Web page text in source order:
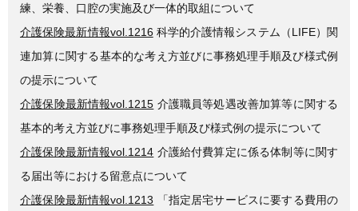
練、栄養、口腔の実施及び一体的取組について
介護保険最新情報vol.1216 科学的介護情報システム（LIFE）関
連加算に関する基本的な考え方並びに事務処理手順及び様式例
の提示について
介護保険最新情報vol.1215 介護職員等処遇改善加算等に関する
基本的考え方並びに事務処理手順及び様式例の提示について
介護保険最新情報vol.1214 介護給付費算定に係る体制等に関す
る届出等における留意点について
介護保険最新情報vol.1213 「指定居宅サービスに要する費用の